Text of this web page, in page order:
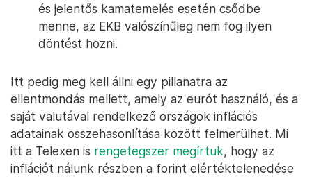
és jelentős kamatemelés esetén csődbe
menne, az EKB valószínűleg nem fog ilyen
döntést hozni.
Itt pedig meg kell állni egy pillanatra az
ellentmondás mellett, amely az eurót használó, és a
saját valutával rendelkező országok inflációs
adatainak összehasonlítása között felmerülhet. Mi
itt a Telexen is rengetegszer megírtuk, hogy az
inflációt nálunk részben a forint elértéktelenedése